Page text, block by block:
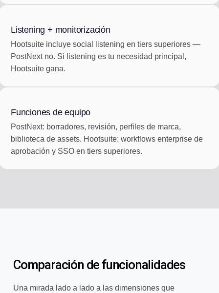
Listening + monitorización
Hootsuite incluye social listening en tiers superiores —
PostNext no. Si listening es tu necesidad principal,
Hootsuite gana.
Funciones de equipo
PostNext: borradores, revisión, perfiles de marca,
biblioteca de assets. Hootsuite: workflows enterprise de
aprobación y SSO en tiers superiores.
Comparación de funcionalidades
Una mirada lado a lado a las dimensiones que